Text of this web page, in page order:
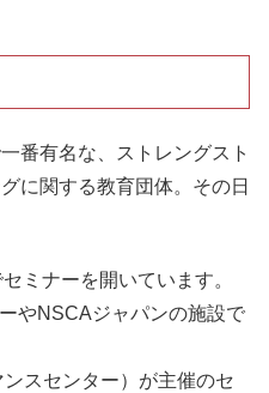
番有名な、ストレングスト
に関する教育団体。その日
ミナーを開いています。
やNSCAジャパンの施設で
スセンター）が主催のセ